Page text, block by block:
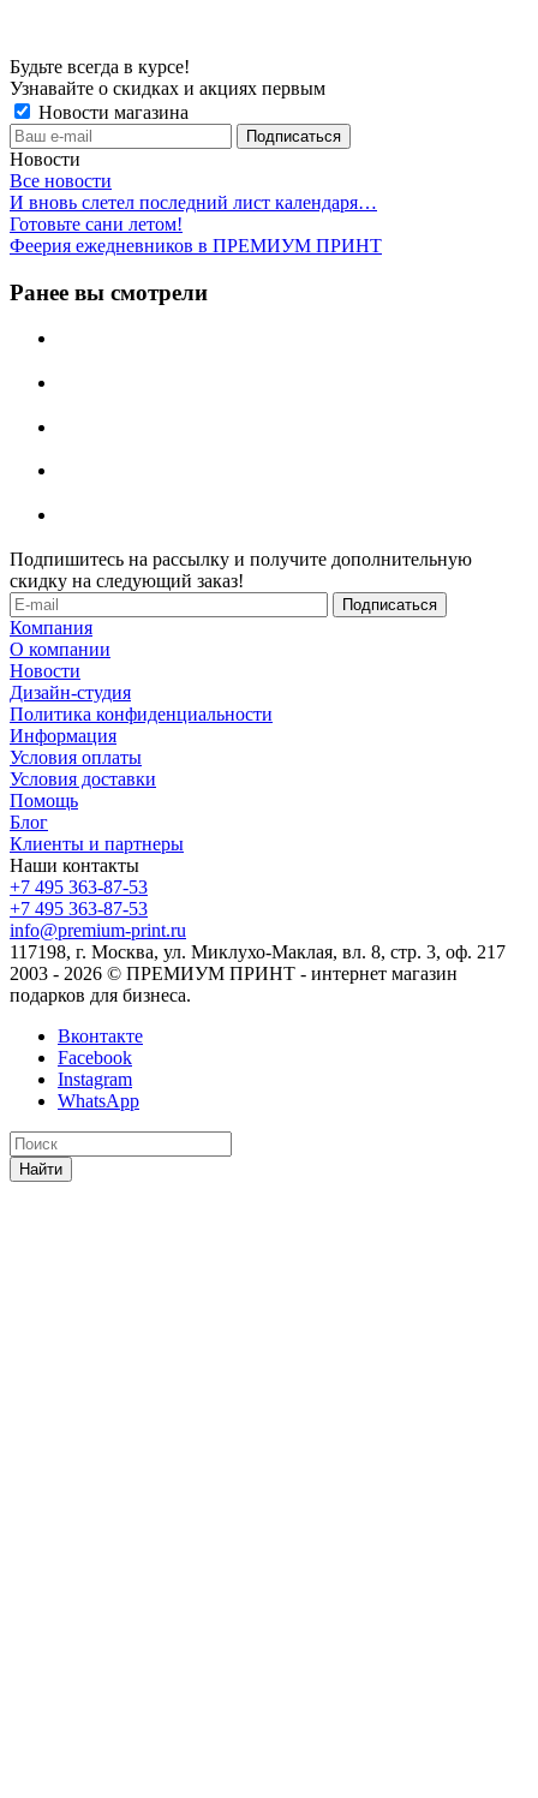
Будьте всегда в курсе!
Узнавайте о скидках и акциях первым
Новости магазина
Новости
Все новости
И вновь слетел последний лист календаря…
Готовьте сани летом!
Феерия ежедневников в ПРЕМИУМ ПРИНТ
Ранее вы смотрели
Подпишитесь на рассылку и получите дополнительную
скидку на следующий заказ!
Компания
О компании
Новости
Дизайн-студия
Политика конфиденциальности
Информация
Условия оплаты
Условия доставки
Помощь
Блог
Клиенты и партнеры
Наши контакты
+7 495 363-87-53
+7 495 363-87-53
info@premium-print.ru
117198, г. Москва, ул. Миклухо-Маклая, вл. 8, стр. 3, оф. 217
2003 - 2026 © ПРЕМИУМ ПРИНТ - интернет магазин
подарков для бизнеса.
Вконтакте
Facebook
Instagram
WhatsApp
Найти